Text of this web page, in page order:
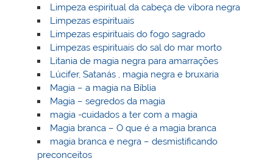
Limpeza espiritual da cabeça de víbora negra
Limpezas espirituais
Limpezas espirituais do fogo sagrado
Limpezas espirituais do sal do mar morto
Litania de magia negra para amarrações
Lúcifer, Satanás , magia negra e bruxaria
Magia – a magia na Bíblia
Magia – segredos da magia
magia -cuidados a ter com a magia
Magia branca – O que é a magia branca
magia branca e negra – desmistificando
preconceitos